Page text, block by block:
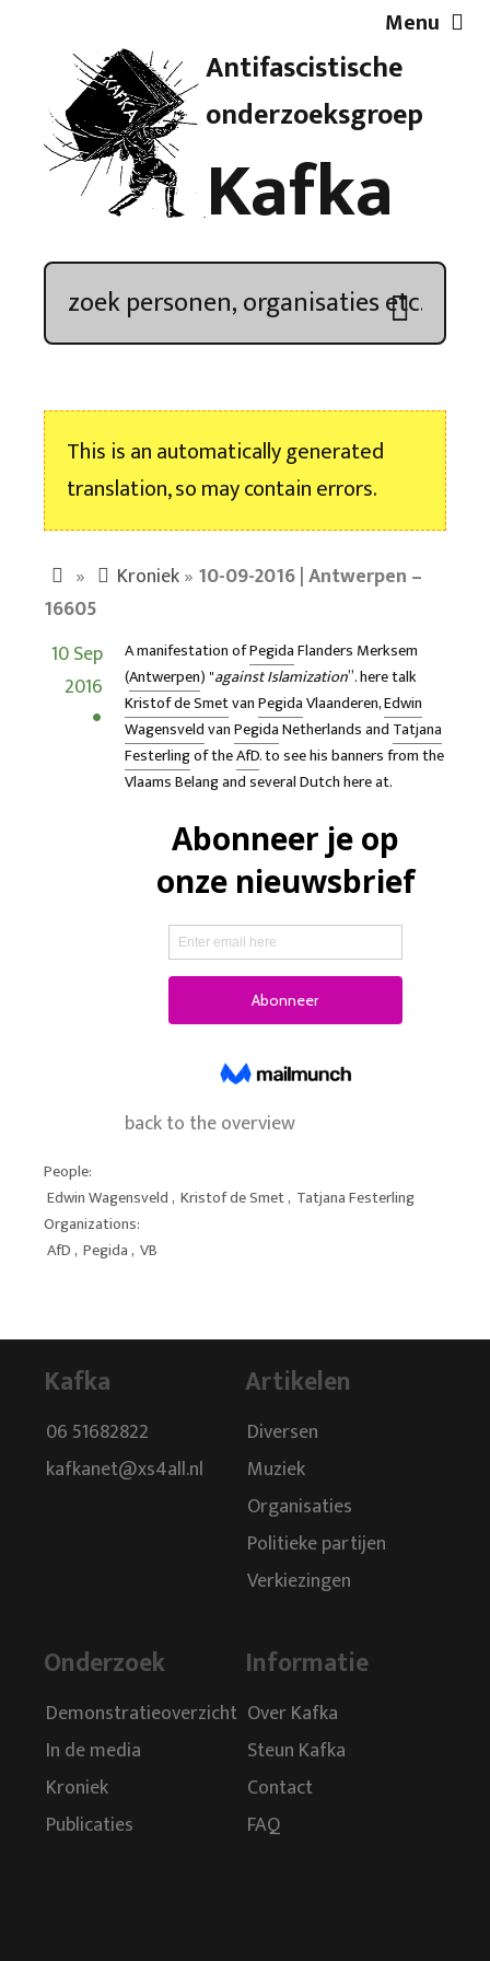
Antifascistische
onderzoeksgroep
Kafka
Menu
Artikelen
Demonstratieoverzicht
Kroniek
Nieuwsbrief
This is an automatically generated
translation, so may contain errors.
» Kroniek» 10-09-2016 | Antwerpen –
16605
10 Sep
2016
A manifestation ofPegidaFlanders Merksem
(Antwerpen) "against Islamization”. here talk
Kristof de SmetvanPegidaVlaanderen,Edwin
WagensveldvanPegidaNetherlands and Tatjana
Festerlingof theAfD. to see his banners from the
Vlaams Belangand several Dutch here at.
back to the overview
People:
Edwin Wagensveld, Kristof de Smet, Tatjana Festerling
Organizations:
AfD, Pegida, VB
Kafka
06 51682822
kafkanet@xs4all.nl
Artikelen
Diversen
Muziek
Organisaties
Politieke partijen
Verkiezingen
Onderzoek
Demonstratieoverzicht
In de media
Kroniek
Publicaties
Informatie
Over Kafka
Steun Kafka
Contact
FAQ